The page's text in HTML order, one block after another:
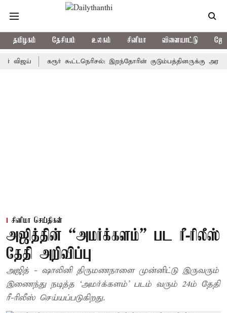
தமிழகம் தேசியம் உலகம் சினிமா விளையாட்டு
கரூர் கூட்டநெரிசல்: இறந்தோரின் குடும்பத்தினருக்கு
சினிமா செய்திகள்
அஜித்தின் “அமர்க்களம்” பட ரீ-ரிலீஸ்
தேதி அறிவிப்பு
அஜித் - ஷாலினி திருமணநாளை முன்னிட்டு இருவரும்
இணைந்து நடித்த ‘அமர்க்களம்’ படம் வரும் 24ம் தேதி
ரீ-ரிலீஸ் செய்யப்படுகிறது.